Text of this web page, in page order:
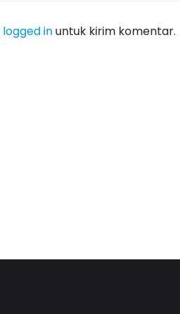
logged inuntuk kirim komentar.